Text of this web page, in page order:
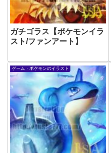
ガチゴラス【ポケモンイラ
スト/ファンアート】
ゲーム・ポケモンのイラスト